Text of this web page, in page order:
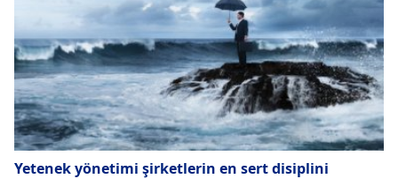
Yetenek yönetimi şirketlerin en sert disiplini